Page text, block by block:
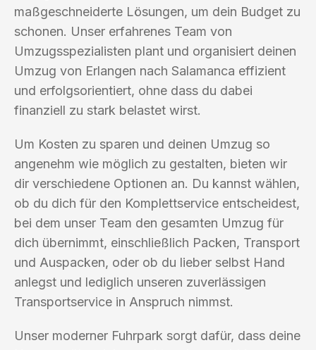
maßgeschneiderte Lösungen, um dein Budget zu
schonen. Unser erfahrenes Team von
Umzugsspezialisten plant und organisiert deinen
Umzug von Erlangen nach Salamanca effizient
und erfolgsorientiert, ohne dass du dabei
finanziell zu stark belastet wirst.
Um Kosten zu sparen und deinen Umzug so
angenehm wie möglich zu gestalten, bieten wir
dir verschiedene Optionen an. Du kannst wählen,
ob du dich für den Komplettservice entscheidest,
bei dem unser Team den gesamten Umzug für
dich übernimmt, einschließlich Packen, Transport
und Auspacken, oder ob du lieber selbst Hand
anlegst und lediglich unseren zuverlässigen
Transportservice in Anspruch nimmst.
Unser moderner Fuhrpark sorgt dafür, dass deine